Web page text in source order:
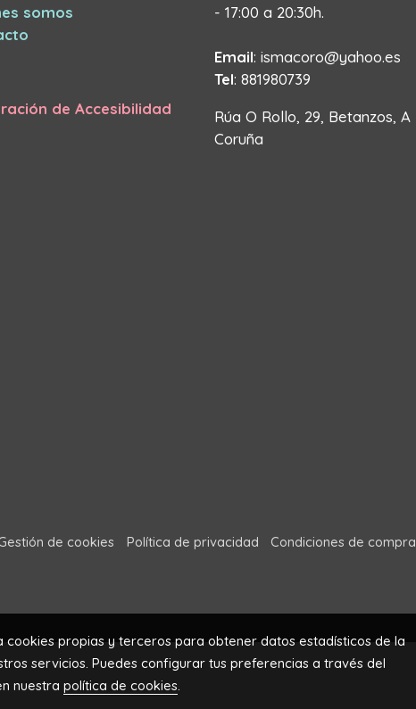
somos
de Accesibilidad
- 17:00 a 20:30h.
Email: ismacoro@yahoo.es
Tel: 881980739
Rúa O Rollo, 29, Betanzos, A
Coruña
de cookies Política de privacidad Condiciones de compra
cookies propias y terceros para obtener datos estadísticos de la
servicios. Puedes configurar tus preferencias a través del
nuestra política de cookies.